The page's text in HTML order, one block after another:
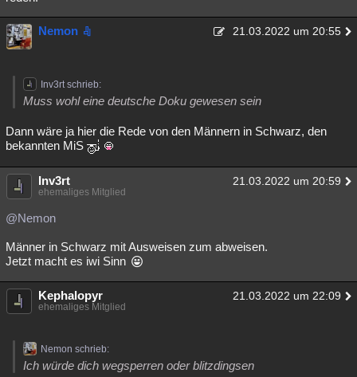
Nemon 21.03.2022 um 20:55
Inv3rt schrieb:
Muss wohl eine deutsche Doku gewesen sein
Dann wäre ja hier die Rede von den Männern in Schwarz, den
bekannten MiS
Inv3rt 21.03.2022 um 20:59
ehemaliges Mitglied
@Nemon
Männer in Schwarz mit Ausweisen zum abweisen.
Jetzt macht es iwi Sinn
Kephalopyr 21.03.2022 um 22:09
ehemaliges Mitglied
Nemon schrieb:
Ich würde dich wegsperren oder blitzdingsen